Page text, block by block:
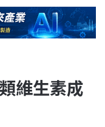
維生素成